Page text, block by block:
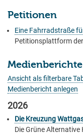
Petitionen
Eine Fahrradstraße
Petitionsplattform
Medienberichte
Ansicht als filterbare
Medienbericht anlegen
2026
Die Kreuzung
Die Grüne